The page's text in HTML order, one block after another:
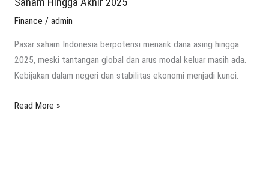
Finance / admin
Pasar saham Indonesia berpotensi menarik dana asing hingga
2025, meski tantangan global dan arus modal keluar masih ada.
Kebijakan dalam negeri dan stabilitas ekonomi menjadi kunci.
Read More »